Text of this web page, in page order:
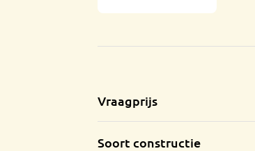
Vraagprijs
Soort constructie